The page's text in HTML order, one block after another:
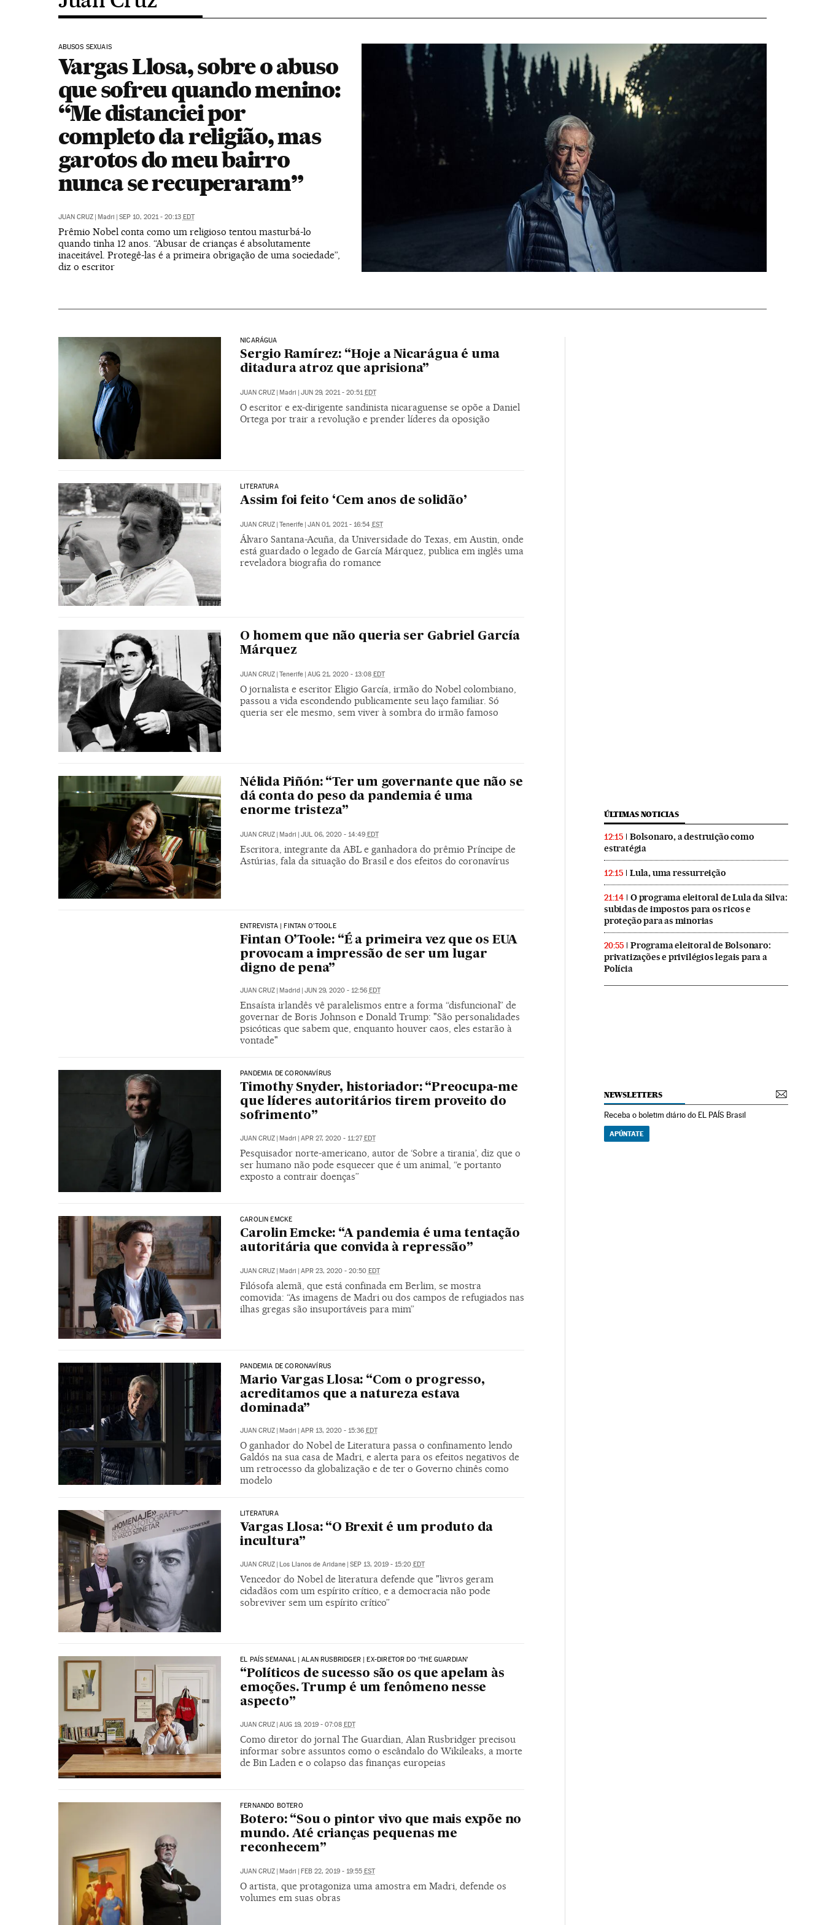
ABUSOS SEXUAIS
Vargas Llosa, sobre o abuso
que sofreu quando menino:
“Me distanciei por
completo da religião, mas
garotos do meu bairro
nunca se recuperaram”
JUAN CRUZ | Madri | SEP 10, 2021 - 20:13 EDT
Prêmio Nobel conta como um religioso tentou masturbá-lo
quando tinha 12 anos. “Abusar de crianças é absolutamente
inaceitável. Protegê-las é a primeira obrigação de uma sociedade”,
diz o escritor
NICARÁGUA
Sergio Ramírez: “Hoje a Nicarágua é uma
ditadura atroz que aprisiona”
JUAN CRUZ | Madri | JUN 29, 2021 - 20:51EDT
O escritor e ex-dirigente sandinista nicaraguense se opõe a Daniel
Ortega por trair a revolução e prender líderes da oposição
LITERATURA
Assim foi feito ‘Cem anos de solidão’
JUAN CRUZ Tenerife JAN 01, 2021 - 16:54 EST
Álvaro Santana-Acuña, da Universidade do Texas, em Austin, onde
está guardado o legado de García Márquez, publica em inglês uma
reveladora biografia do romance
O homem que não queria ser Gabriel García
Márquez
JUAN CRUZ | Tenerife | AUG 21, 2020 - 13:08 EDT
O jornalista e escritor Eligio García, irmão do Nobel colombiano,
passou a vida escondendo publicamente seu laço familiar. Só
queria ser ele mesmo, sem viver à sombra do irmão famoso
Nélida Piñón: “Ter um governante que não se
dá conta do peso da pandemia é uma
enorme tristeza”
JUAN CRUZ | Madri | JUL 06, 2020 - 14:49 EDT
Escritora, integrante da ABL e ganhadora do prêmio Príncipe de
Astúrias, fala da situação do Brasil e dos efeitos do coronavírus
ENTREVISTA | FINTAN O’TOOLE
Fintan O’Toole: “É a primeira vez que os EUA
provocam a impressão de ser um lugar
digno de pena”
JUAN CRUZ | Madrid | JUN 29, 2020 - 12:56 EDT
Ensaísta irlandês vê paralelismos entre a forma “disfuncional” de
governar de Boris Johnson e Donald Trump: "São personalidades
psicóticas que sabem que, enquanto houver caos, eles estarão à
vontade"
PANDEMIA DE CORONAVÍRUS
Timothy Snyder, historiador: “Preocupa-me
que líderes autoritários tirem proveito do
sofrimento”
JUAN CRUZ | Madri | APR 27, 2020 - 11:27EDT
Pesquisador norte-americano, autor de ‘Sobre a tirania’, diz que o
ser humano não pode esquecer que é um animal, “e portanto
exposto a contrair doenças”
CAROLIN EMCKE
Carolin Emcke: “A pandemia é uma tentação
autoritária que convida à repressão”
JUAN CRUZ | Madri | APR 23, 2020 - 20:50 EDT
Filósofa alemã, que está confinada em Berlim, se mostra
comovida: “As imagens de Madri ou dos campos de refugiados nas
ilhas gregas são insuportáveis para mim”
PANDEMIA DE CORONAVÍRUS
Mario Vargas Llosa: “Com o progresso,
acreditamos que a natureza estava
dominada”
JUAN CRUZ | Madri | APR 13, 2020 - 15:36 EDT
O ganhador do Nobel de Literatura passa o confinamento lendo
Galdós na sua casa de Madri, e alerta para os efeitos negativos de
um retrocesso da globalização e de ter o Governo chinês como
modelo
LITERATURA
Vargas Llosa: “O Brexit é um produto da
incultura”
JUAN CRUZ Los Llanos de Aridane SEP 13, 2019 - 15:20 EDT
Vencedor do Nobel de literatura defende que "livros geram
cidadãos com um espírito crítico, e a democracia não pode
sobreviver sem um espírito crítico”
EL PAÍS SEMANAL | ALAN RUSBRIDGER | EX-DIRETOR DO ‘THE GUARDIAN’
“Políticos de sucesso são os que apelam às
emoções. Trump é um fenômeno nesse
aspecto”
JUAN CRUZ | AUG 19, 2019 - 07:08 EDT
Como diretor do jornal The Guardian, Alan Rusbridger precisou
informar sobre assuntos como o escândalo do Wikileaks, a morte
de Bin Laden e o colapso das finanças europeias
FERNANDO BOTERO
Botero: “Sou o pintor vivo que mais expõe no
mundo. Até crianças pequenas me
reconhecem”
JUAN CRUZ Madri FEB 22, 2019 - 19:55 EST
O artista, que protagoniza uma amostra em Madri, defende os
volumes em suas obras
ÚLTIMAS NOTICIAS
12:15
Bolsonaro, a destruição como
estratégia
12:15 Lula, uma ressurreição
21:14
O programa eleitoral de Lula da Silva:
subidas de impostos para os ricos e
proteção para as minorias
20:55
Programa eleitoral de Bolsonaro:
privatizações e privilégios legais para a
Polícia
NEWSLETTERS
Receba o boletim diário do EL PAÍS Brasil
APÚNTATE